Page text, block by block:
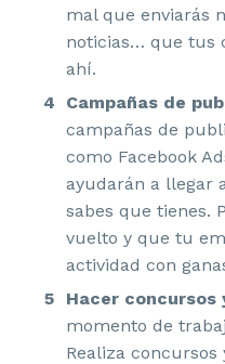
mal que enviarás
noticias… que tus
ahí.
Campañas de
campañas de
como Facebook
ayudarán a llegar
sabes que tienes.
vuelto y que tu
actividad con
Hacer concursos
momento de
Realiza